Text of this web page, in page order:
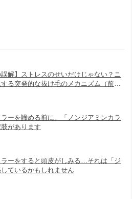
誤解】ストレスのせいだけじゃない？ニ
る突発的な抜け毛のメカニズム（前
ラーを諦める前に。「ノンジアミンカラ
があります
ラーをすると頭皮がしみる…それは「ジ
ているかもしれません